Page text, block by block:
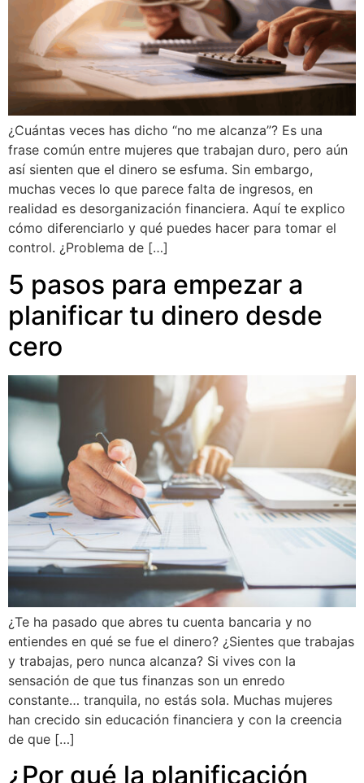
¿Cuántas veces has dicho “no me alcanza”? Es una
frase común entre mujeres que trabajan duro, pero aún
así sienten que el dinero se esfuma. Sin embargo,
muchas veces lo que parece falta de ingresos, en
realidad es desorganización financiera. Aquí te explico
cómo diferenciarlo y qué puedes hacer para tomar el
control. ¿Problema de […]
5 pasos para empezar a
planificar tu dinero desde
cero
¿Te ha pasado que abres tu cuenta bancaria y no
entiendes en qué se fue el dinero? ¿Sientes que trabajas
y trabajas, pero nunca alcanza? Si vives con la
sensación de que tus finanzas son un enredo
constante… tranquila, no estás sola. Muchas mujeres
han crecido sin educación financiera y con la creencia
de que […]
¿Por qué la planificación